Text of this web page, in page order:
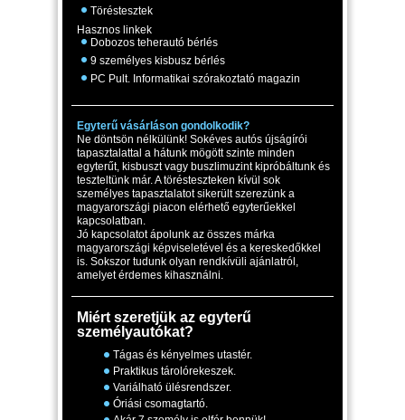
Töréstesztek
Hasznos linkek
Dobozos teherautó bérlés
9 személyes kisbusz bérlés
PC Pult. Informatikai szórakoztató magazin
Egyterű vásárláson gondolkodik?
Ne döntsön nélkülünk! Sokéves autós újságírói
tapasztalattal a hátunk mögött szinte minden
egyterűt, kisbuszt vagy buszlimuzint kipróbáltunk és
teszteltünk már. A törésteszteken kívül sok
személyes tapasztalatot sikerült szerezünk a
magyarországi piacon elérhető egyterűekkel
kapcsolatban.
Jó kapcsolatot ápolunk az összes márka
magyarországi képviseletével és a kereskedőkkel
is. Sokszor tudunk olyan rendkívüli ajánlatról,
amelyet érdemes kihasználni.
Miért szeretjük az egyterű
személyautókat?
Tágas és kényelmes utastér.
Praktikus tárolórekeszek.
Variálható ülésrendszer.
Óriási csomagtartó.